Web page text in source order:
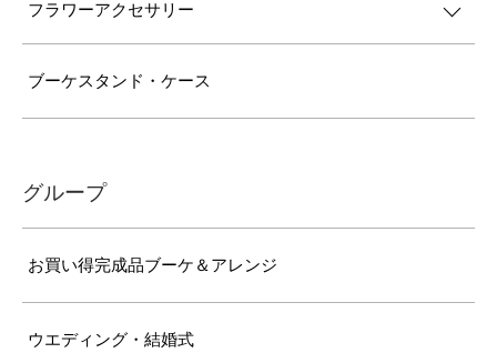
フラワーアクセサリー
ブーケスタンド・ケース
グループ
お買い得完成品ブーケ＆アレンジ
ウエディング・結婚式